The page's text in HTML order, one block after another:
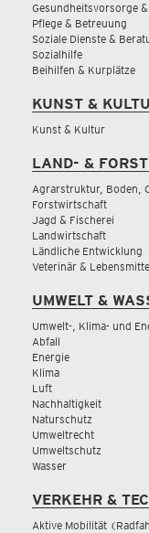
Gesundheitsvorsorge
Pflege & Betreuung
Soziale Dienste &
Sozialhilfe
Beihilfen & Kurplätze
KUNST &
Kunst & Kultur
LAND- &
Agrarstruktur, Boden,
Forstwirtschaft
Jagd & Fischerei
Landwirtschaft
Ländliche Entwicklung
Veterinär &
UMWELT &
Umwelt-, Klima- und
Abfall
Energie
Klima
Luft
Nachhaltigkeit
Naturschutz
Umweltrecht
Umweltschutz
Wasser
VERKEHR &
Aktive Mobilität